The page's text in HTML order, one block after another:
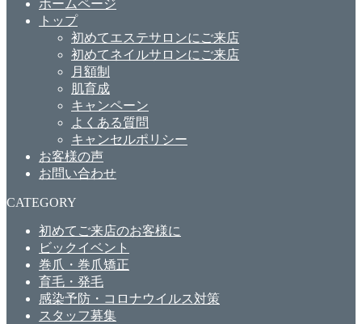
ホームページ
トップ
初めてエステサロンにご来店
初めてネイルサロンにご来店
月額制
肌育成
キャンペーン
よくある質問
キャンセルポリシー
お客様の声
お問い合わせ
CATEGORY
初めてご来店のお客様に
ビックイベント
巻爪・巻爪矯正
育毛・発毛
感染予防・コロナウイルス対策
スタッフ募集